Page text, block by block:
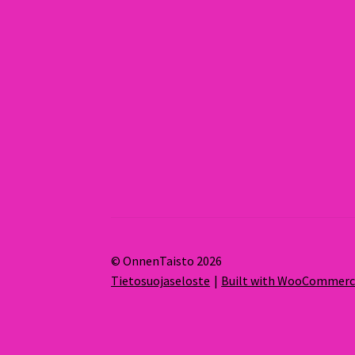
© OnnenTaisto 2026
Tietosuojaseloste
Built with